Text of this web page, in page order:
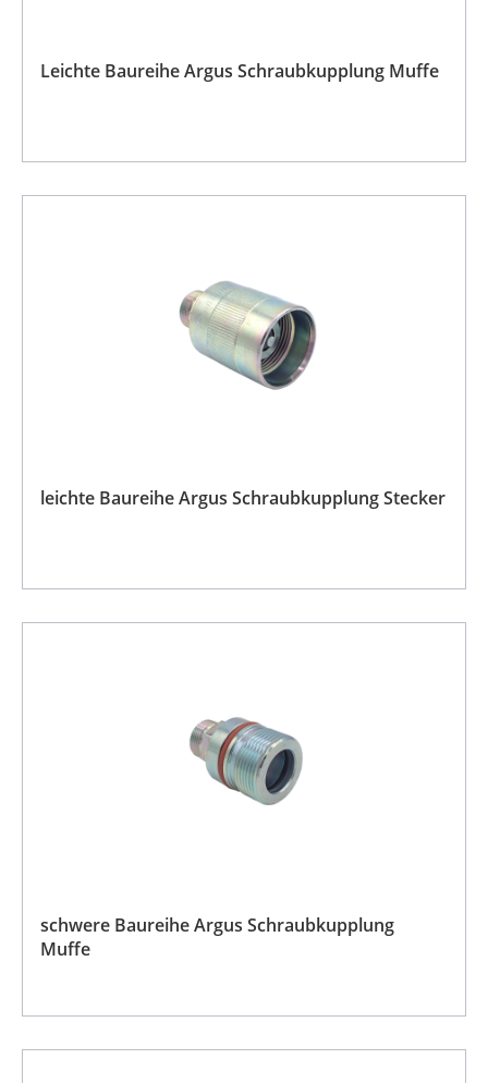
Leichte Baureihe Argus Schraubkupplung Muffe
leichte Baureihe Argus Schraubkupplung Stecker
schwere Baureihe Argus Schraubkupplung
Muffe